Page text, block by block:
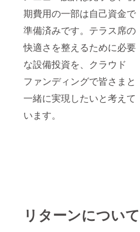
期費用の一部は自己資金で
準備済みです。テラス席の
快適さを整えるために必要
な設備投資を、クラウド
ファンディングで皆さまと
一緒に実現したいと考えて
います。
リターンについて